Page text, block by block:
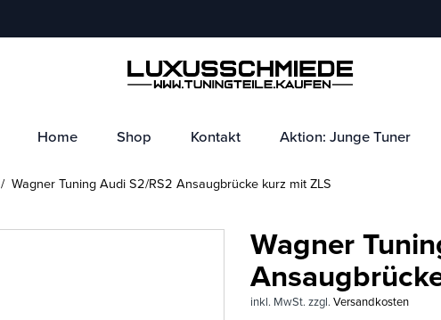
Home Shop Kontakt Aktion: Junge Tuner
/ Wagner Tuning Audi S2/RS2 Ansaugbrücke kurz mit ZLS
Wagner
inkl. MwSt. zzgl. Versandkosten